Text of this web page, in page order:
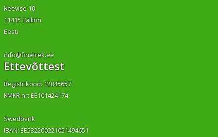
Keevise 10
11415 Tallinn
Eesti
info@finetrek.ee
Ettevõttest
Registrikood: 12045657
KMKR nr: EE101424174
Swedbank
IBAN: EE532200221051494651